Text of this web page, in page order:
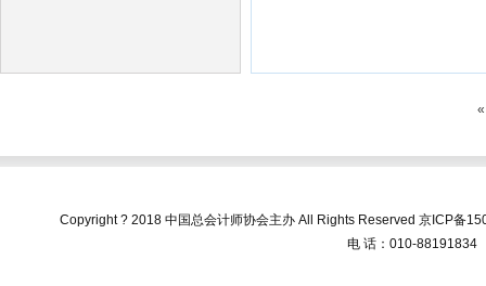
«
Copyright ? 2018 中国总会计师协会主办 All Rights Reserved京ICP备
电 话：010-88191834